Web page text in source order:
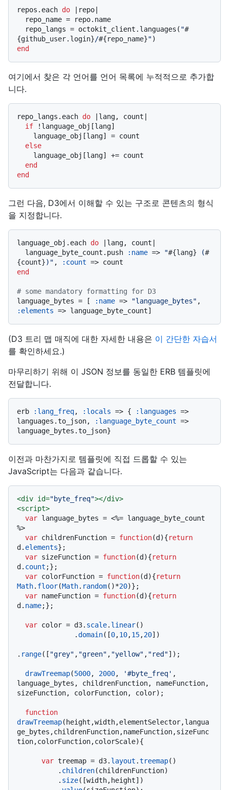
repos.each do repo
  repo_langs = octokit_client.languages(
"#
{github_user.login}/#{repo_name}"
end
여기에서 찾은 각 언어를 언어 목록에 누적적으로 추가합
니다.
repo_langs.each do lang, count
if !language_obj[lang]
else
end
end
그런 다음, D3에서 이해할 수 있는 구조로 콘텐츠의 형식
을 지정합니다.
language_obj.each do lang, count
  language_byte_count.push
:name => "#{lang} (#
{count})" , :count
end
# some mandatory formatting for D3
language_bytes = [
:name => "language_bytes"
:elements
(D3 트리 맵 매직에 대한 자세한 내용은 이 간단한 자습서
를 확인하세요.)
마무리하기 위해 이 JSON 정보를 동일한 ERB 템플릿에
전달합니다.
erb :lang_freq, :locals => { :languages =>
languages.to_json,
:language_byte_count =>
이전과 마찬가지로 템플릿에 직접 드롭할 수 있는
JavaScript는 다음과 같습니다.
<div id="byte_freq"></div>
<script>
var language_bytes = <%= language_byte_count
%>
var childrenFunction = function(d ){return
d. elements};
var sizeFunction = function(d ){return
d. count ;};
var colorFunction = function(d ){return
Math. floor(Math. random()*20)};
var nameFunction = function(d ){return
d. name;};
var color = d3. scale. linear()
              .
domain([0,10,15,20])
. range([ "grey" , "green" , "yellow" , "red"]);
drawTreemap(5000, 2000, '#byte_freq' ,
language_bytes, childrenFunction, nameFunction,
sizeFunction, colorFunction, color);
function
drawTreemap( height,width,elementSelector,langua
ge_bytes,childrenFunction,nameFunction,sizeFunc
tion,colorFunction,colorScale){
var treemap = d3. layout .treemap()
          .
children(childrenFunction)
          .
size([width,height])